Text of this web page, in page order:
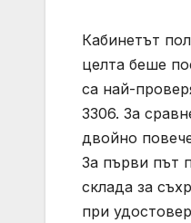
Кабинетът
целта беше
са най-
3306. За
двойно
За първи път
склада за
при